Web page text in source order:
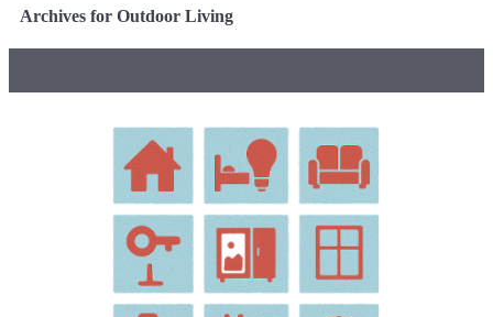
Archives for Outdoor Living